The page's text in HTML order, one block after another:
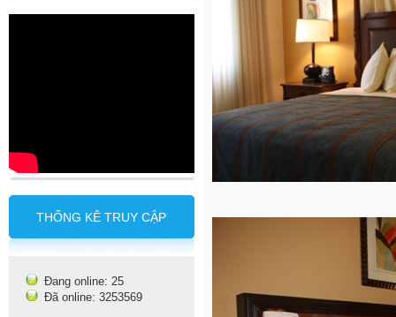
THỐNG KÊ TRUY CẬP
Đang online: 25
Đã online: 3253569